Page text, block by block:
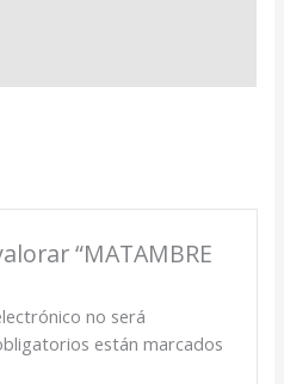
“MATAMBRE
no será
están marcados